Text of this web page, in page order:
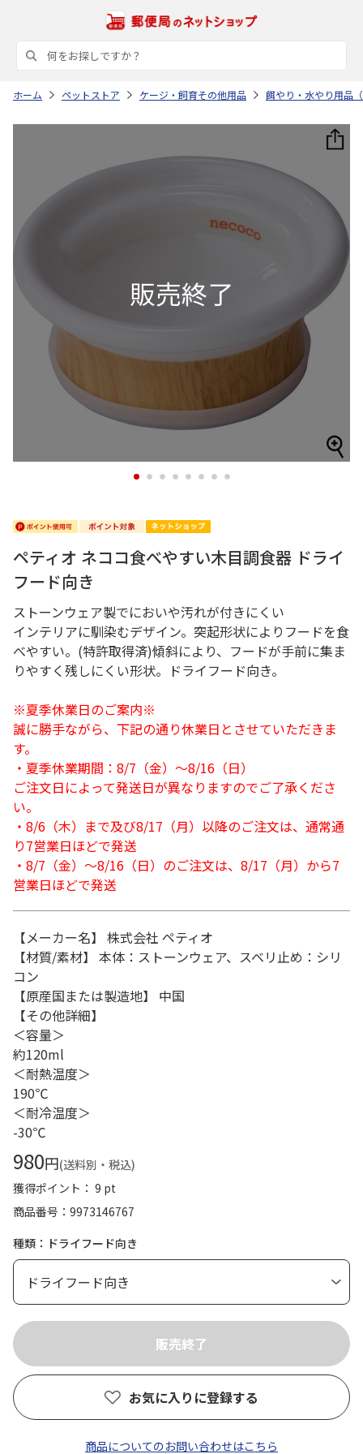
ホーム ペットストア ケージ・飼育その他用品 餌やり・水やり用品
1 2 3 4 5 6 7 8
ペティオ ネココ食べやすい木目調食器 ドライ
フード向き
ストーンウェア製でにおいや汚れが付きにくい
インテリアに馴染むデザイン。突起形状によりフードを食
べやすい。(特許取得済)傾斜により、フードが手前に集ま
りやすく残しにくい形状。ドライフード向き。
※夏季休業日のご案内※
誠に勝手ながら、下記の通り休業日とさせていただきま
す。
・夏季休業期間：8/7（金）～8/16（日）
ご注文日によって発送日が異なりますのでご了承くださ
い。
・8/6（木）まで及び8/17（月）以降のご注文は、通常通
り7営業日ほどで発送
・8/7（金）～8/16（日）のご注文は、8/17（月）から7
営業日ほどで発送
【メーカー名】 株式会社 ペティオ
【材質/素材】 本体：ストーンウェア、スベリ止め：シリ
コン
【原産国または製造地】 中国
【その他詳細】
＜容量＞
約120ml
＜耐熱温度＞
190℃
＜耐冷温度＞
-30℃
980円(送料別・税込)
獲得ポイント： 9 pt
商品番号
9973146767
種類：ドライフード向き
お気に入りに登録する
商品についてのお問い合わせはこちら